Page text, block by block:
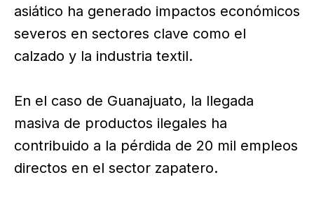
asiático ha generado impactos económicos
severos en sectores clave como el
calzado y la industria textil.
En el caso de Guanajuato, la llegada
masiva de productos ilegales ha
contribuido a la pérdida de 20 mil empleos
directos en el sector zapatero.